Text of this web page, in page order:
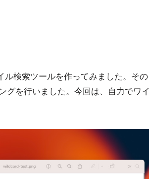
ル検索ツールを作ってみました。その
グを行いました。今回は、自力でワイ